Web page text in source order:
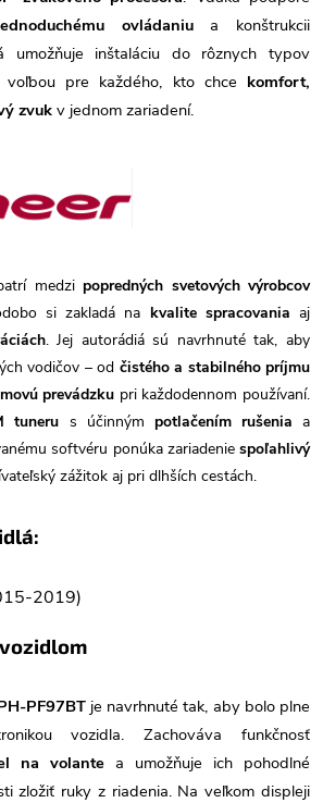
ovládaniua konštrukcii
umožňuje inštaláciu do rôznych typov
pre každého, kto chce komfort,
zvuk v jednom zariadení.
medzi popredných svetových výrobcov
si zakladá na kvalite spracovania aj
. Jej autorádiá sú navrhnuté tak, aby
vodičov – od čistého a stabilného príjmu
prevádzku pri každodennom používaní.
tuneru s účinným potlačením rušenia a
softvéru ponúka zariadenie spoľahlivý
zážitok aj pri dlhších cestách.
2019)
PF97BTje navrhnuté tak, aby bolo plne
vozidla. Zachováva funkčnosť
na volante a umožňuje ich pohodlné
zložiť ruky z riadenia. Na veľkom displeji